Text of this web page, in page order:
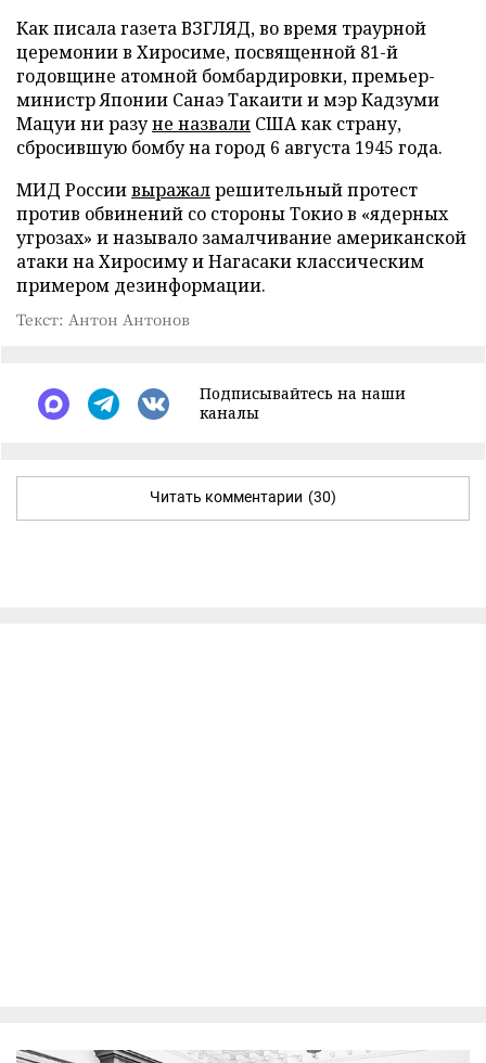
Как писала газета ВЗГЛЯД, во время траурной
церемонии в Хиросиме, посвященной 81-й
годовщине атомной бомбардировки, премьер-
министр Японии Санаэ Такаити и мэр Кадзуми
Мацуи ни разуне назвали США как страну,
сбросившую бомбу на город 6 августа 1945 года.
МИД Россиивыражалрешительный протест
против обвинений со стороны Токио в «ядерных
угрозах» и называло замалчивание американской
атаки на Хиросиму и Нагасаки классическим
примером дезинформации.
Текст: Антон Антонов
Подписывайтесь на наши
каналы
Читать комментарии (30)